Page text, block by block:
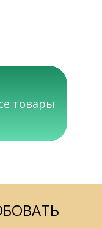
товары